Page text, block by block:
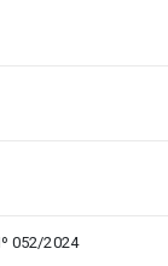
052/2024